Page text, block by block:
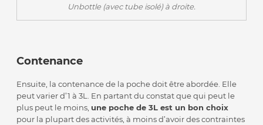
Unbottle (avec tube isolé) à droite.
Contenance
Ensuite, la contenance de la poche doit être abordée. Elle
peut varier d’1 à 3L. En partant du constat que qui peut le
plus peut le moins, une poche de 3L est un bon choix
pour la plupart des activités, à moins d’avoir des contraintes